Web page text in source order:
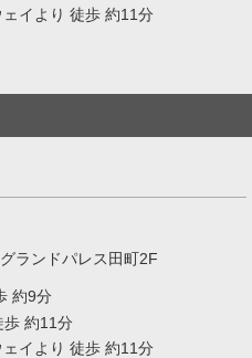
イより 徒歩 約11分
ランドパレス田町2F
約9分
歩 約11分
イより 徒歩 約11分